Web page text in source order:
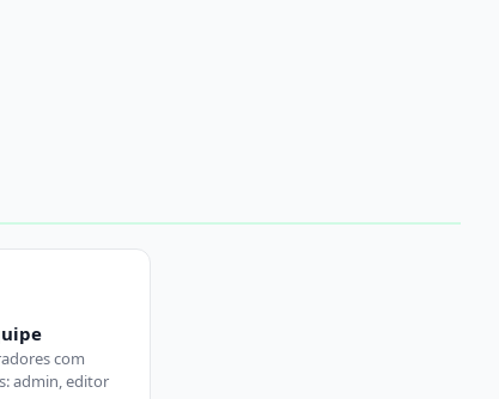
com
admin, editor